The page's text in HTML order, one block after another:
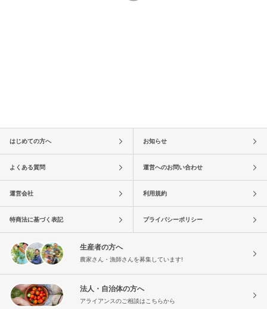
はじめての方へ お知らせ
よくある質問 運営へのお問い合わせ
運営会社 利用規約
特商法に基づく表記 プライバシーポリシー
生産者の方へ
農家さん・漁師さんを募集しています!
法人・自治体の方へ
アライアンスのご相談はこちらから